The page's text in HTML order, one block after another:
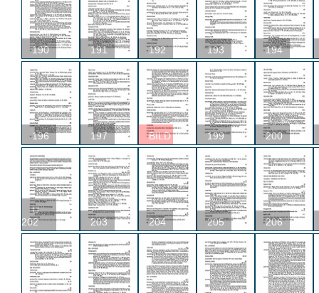
190 191 192 193 194
196 197 BILD 199 200
U
202
203 204 205 206